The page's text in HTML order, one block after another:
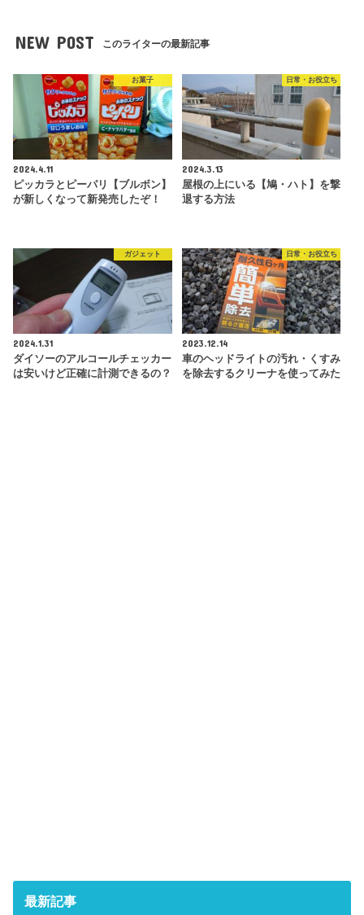
NEW POST このライターの最新記事
お菓子
2024.4.11
ピッカラとピーパリ【ブルボン】
が新しくなって新発売したぞ！
日常・お役立ち
2024.3.13
屋根の上にいる【鳩・ハト】を撃
退する方法
ガジェット
2024.1.31
ダイソーのアルコールチェッカー
は安いけど正確に計測できるの？
日常・お役立ち
2023.12.14
車のヘッドライトの汚れ・くすみ
を除去するクリーナを使ってみた
最新記事